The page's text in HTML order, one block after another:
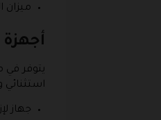
ميزان
أجهزة
يتوفر في
استثنائي وخصم إضافي
جهاز